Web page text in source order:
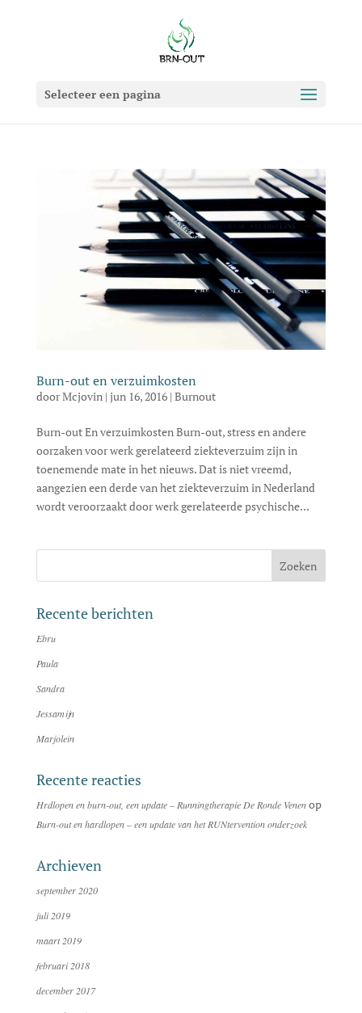
Selecteer een pagina
Burn-out en verzuimkosten
doorMcjovin| jun 16, 2016| Burnout
Burn-out En verzuimkosten Burn-out, stress en andere
oorzaken voor werk gerelateerd ziekteverzuim zijn in
toenemende mate in het nieuws. Dat is niet vreemd,
aangezien een derde van het ziekteverzuim in Nederland
wordt veroorzaakt door werk gerelateerde psychische...
Recente berichten
Ebru
Paula
Sandra
Jessamijn
Marjolein
Recente reacties
Hrdlopen en burn-out, een update – Runningtherapie De Ronde Venenop
Burn-out en hardlopen – een update van het RUNtervention onderzoek
Archieven
september 2020
juli 2019
maart 2019
februari 2018
december 2017